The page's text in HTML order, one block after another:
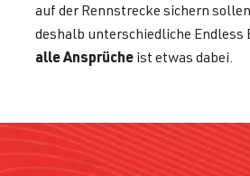
auf der Rennstrecke sichern
deshalb unterschiedliche Endless
alle Ansprüche ist etwas dabei.